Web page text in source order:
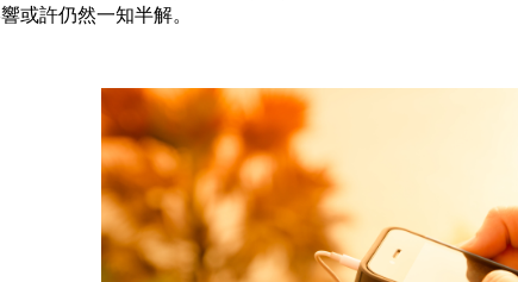
或許仍然一知半解。